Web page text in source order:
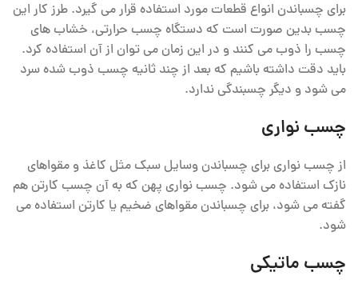
برای چسباندن انواع قطعات مورد استفاده قرار می گیرد. طرز کار این
چسب بدین صورت است که دستگاه چسب حرارتی، خشاب های
چسب را ذوب می کنند و در این زمان می توان از آن استفاده کرد.
باید دقت داشته باشیم که بعد از چند ثانیه چسب ذوب شده سرد
می شود و دیگر چسبندگی ندارد.
چسب نواری
از چسب نواری برای چسباندن وسایل سبک مثل کاغذ و مقواهای
نازک استفاده می شود. چسب نواری پهن که به آن چسب کارتن هم
گفته می شود، برای چسباندن مقواهای ضخیم یا کارتن استفاده می
شود.
چسب ماتیکی